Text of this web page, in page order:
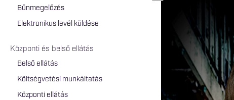
Bűnmegelőzés
Elektronikus levél küldése
Központi és belső ellátás
Belső ellátás
Költségvetési munkáltatás
Központi ellátás